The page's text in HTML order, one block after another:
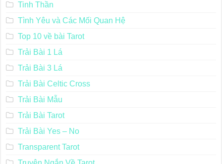
Tinh Thần
Tình Yêu và Các Mối Quan Hệ
Top 10 về bài Tarot
Trải Bài 1 Lá
Trải Bài 3 Lá
Trải Bài Celtic Cross
Trải Bài Mẫu
Trải Bài Tarot
Trải Bài Yes – No
Transparent Tarot